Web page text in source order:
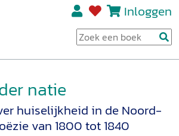
Inloggen
natie
huiselijkheid in de Noord-
van 1800 tot 1840